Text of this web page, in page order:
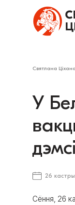
Святлана
У
26
Сёння, 26